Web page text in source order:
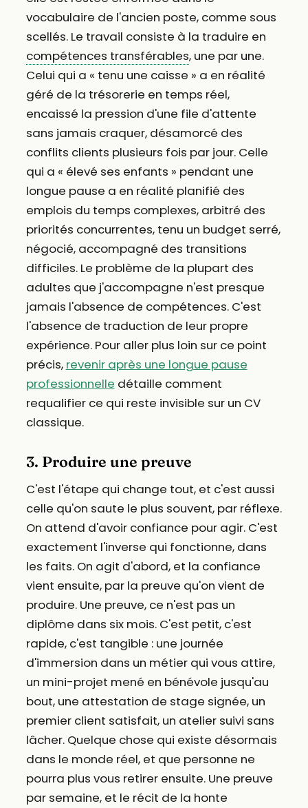
vocabulaire de l'ancien poste, comme sous
scellés. Le travail consiste à la traduire en
compétences transférables, une par une.
Celui qui a « tenu une caisse » a en réalité
géré de la trésorerie en temps réel,
encaissé la pression d'une file d'attente
sans jamais craquer, désamorcé des
conflits clients plusieurs fois par jour. Celle
qui a « élevé ses enfants » pendant une
longue pause a en réalité planifié des
emplois du temps complexes, arbitré des
priorités concurrentes, tenu un budget serré,
négocié, accompagné des transitions
difficiles. Le problème de la plupart des
adultes que j'accompagne n'est presque
jamais l'absence de compétences. C'est
l'absence de traduction de leur propre
expérience. Pour aller plus loin sur ce point
précis, revenir après une longue pause
professionnelle détaille comment
requalifier ce qui reste invisible sur un CV
classique.
3. Produire une preuve
C'est l'étape qui change tout, et c'est aussi
celle qu'on saute le plus souvent, par réflexe.
On attend d'avoir confiance pour agir. C'est
exactement l'inverse qui fonctionne, dans
les faits. On agit d'abord, et la confiance
vient ensuite, par la preuve qu'on vient de
produire. Une preuve, ce n'est pas un
diplôme dans six mois. C'est petit, c'est
rapide, c'est tangible : une journée
d'immersion dans un métier qui vous attire,
un mini-projet mené en bénévole jusqu'au
bout, une attestation de stage signée, un
premier client satisfait, un atelier suivi sans
lâcher. Quelque chose qui existe désormais
dans le monde réel, et que personne ne
pourra plus vous retirer ensuite. Une preuve
par semaine, et le récit de la honte